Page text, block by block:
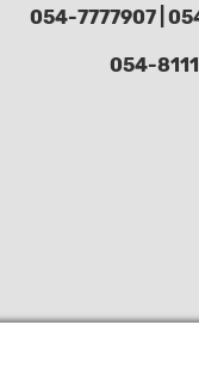
054-7777907
054-